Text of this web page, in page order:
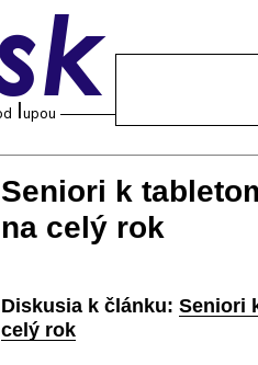
Seniori k
na celý rok
Diskusia k článku: Seniori
celý rok